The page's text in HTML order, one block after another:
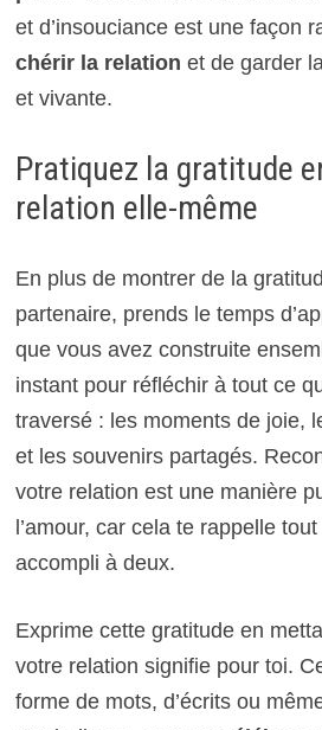
et d’insouciance est une façon
chérir la relation et de garder
et vivante.
Pratiquez la gratitude
relation elle-même
En plus de montrer de la
partenaire, prends le temps
que vous avez construite
instant pour réfléchir à tout ce
traversé : les moments de joie,
et les souvenirs partagés.
votre relation est une manière
l’amour, car cela te rappelle
accompli à deux.
Exprime cette gratitude en
votre relation signifie pour toi.
forme de mots, d’écrits ou